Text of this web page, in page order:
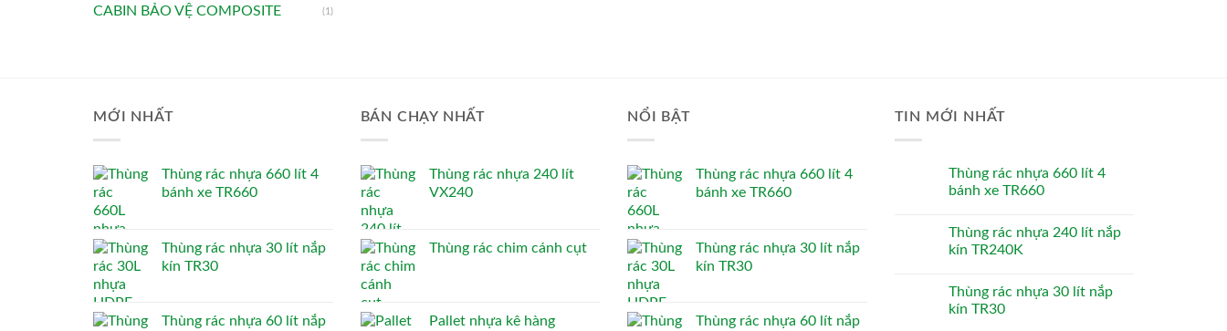
CABIN BẢO VỆ COMPOSITE (1)
MỚI NHẤT
Thùng rác nhựa 660 lít 4
bánh xe TR660
Thùng rác nhựa 30 lít nắp
kín TR30
Thùng rác nhựa 60 lít nắp
BÁN CHẠY NHẤT
Thùng rác nhựa 240 lít
VX240
Thùng rác chim cánh cụt
Pallet nhựa kê hàng
NỔI BẬT
Thùng rác nhựa 660 lít 4
bánh xe TR660
Thùng rác nhựa 30 lít nắp
kín TR30
Thùng rác nhựa 60 lít nắp
TIN MỚI NHẤT
Thùng rác nhựa 660 lít 4
bánh xe TR660
Thùng rác nhựa 240 lít nắp
kín TR240K
Thùng rác nhựa 30 lít nắp
kín TR30